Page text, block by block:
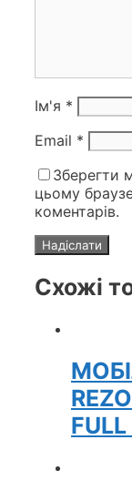
Ім'я *
Email *
Зберегти
цьому
коментарів.
Схожі
FULL